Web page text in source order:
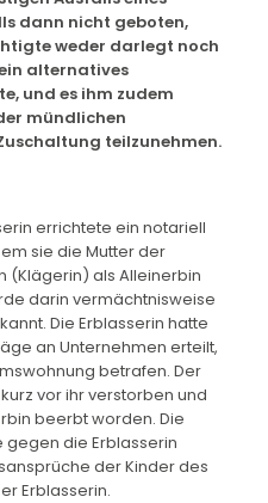
dann nicht geboten,
weder darlegt noch
alternatives
und es ihm zudem
mündlichen
teilzunehmen.
errichtete ein notariell
sie die Mutter der
(Klägerin) als Alleinerbin
darin vermächtnisweise
Die Erblasserin hatte
an Unternehmen erteilt,
betrafen. Der
vor ihr verstorben und
beerbt worden. Die
gegen die Erblasserin
der Kinder des
Erblasserin.